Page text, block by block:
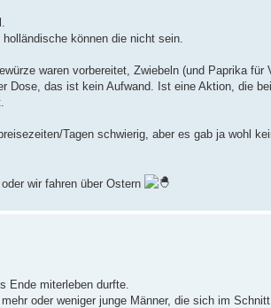
können die nicht sein.
waren vorbereitet, Zwiebeln (und Paprika
Dose, das ist kein Aufwand. Ist eine Aktion, die
Tagen schwierig, aber es gab ja wohl
wir fahren über Ostern
Ende miterleben durfte.
oder weniger junge Männer, die sich im